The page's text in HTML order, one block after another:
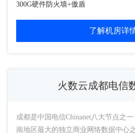
300G硬件防火墙+傲盾
了解机房详
火数云成都电信
成都是中国电信Chinanet八大节点之
南地区最大的独立商业网络数据中心